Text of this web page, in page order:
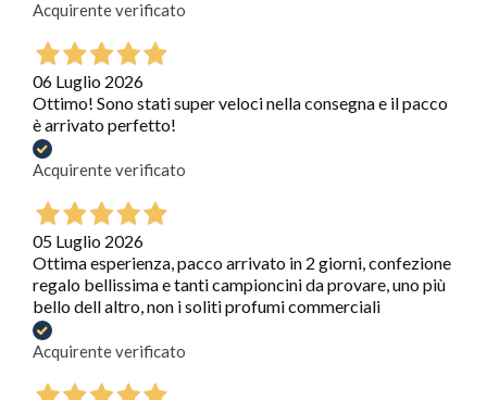
Acquirente verificato
06 Luglio 2026
Ottimo! Sono stati super veloci nella consegna e il pacco
è arrivato perfetto!
Acquirente verificato
05 Luglio 2026
Ottima esperienza, pacco arrivato in 2 giorni, confezione
regalo bellissima e tanti campioncini da provare, uno più
bello dell altro, non i soliti profumi commerciali
Acquirente verificato